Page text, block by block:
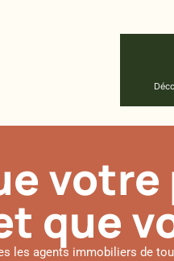
que
les agents immobiliers de